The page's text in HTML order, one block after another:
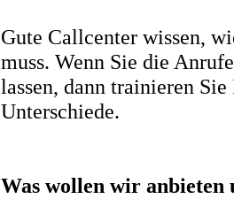
Gute Callcenter wissen,
muss. Wenn Sie die
lassen, dann trainieren
Unterschiede.
Was wollen wir anbieten